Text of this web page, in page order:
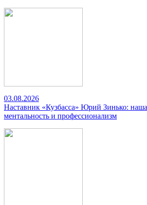
03.08.2026
Наставник «Кузбасса» Юрий Зинько: наша
ментальность и профессионализм